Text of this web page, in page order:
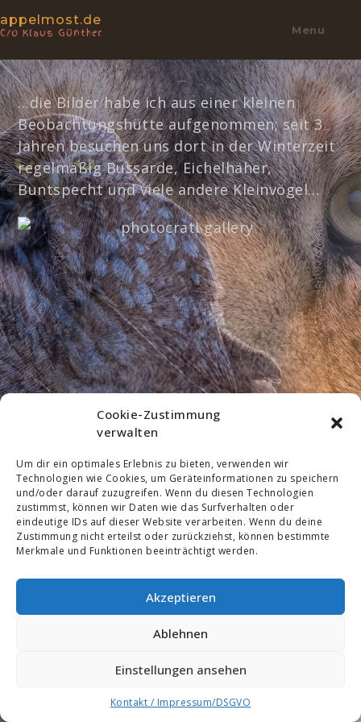
Cookie-Zustimmung
verwalten
Um dir ein optimales Erlebnis zu bieten, verwenden wir
Technologien wie Cookies, um Geräteinformationen zu speichern
und/oder darauf zuzugreifen. Wenn du diesen Technologien
zustimmst, können wir Daten wie das Surfverhalten oder
eindeutige IDs auf dieser Website verarbeiten. Wenn du deine
Zustimmung nicht erteilst oder zurückziehst, können bestimmte
Merkmale und Funktionen beeinträchtigt werden.
Akzeptieren
Ablehnen
Einstellungen ansehen
Kontakt / Impressum/DSGVO
appelmost.de
C/o Klaus Günther Menu
…die Bilder habe ich aus einer kleinen
Beobachtungshütte aufgenommen; seit 3
Jahren besuchen uns dort in der Winterzeit
regelmäßig Bussarde, Eichelhäher,
Buntspecht und viele andere Kleinvögel…